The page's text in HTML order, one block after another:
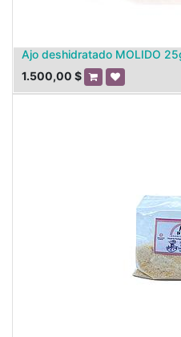
Ajo deshidratado MOLIDO
1.500,00 $